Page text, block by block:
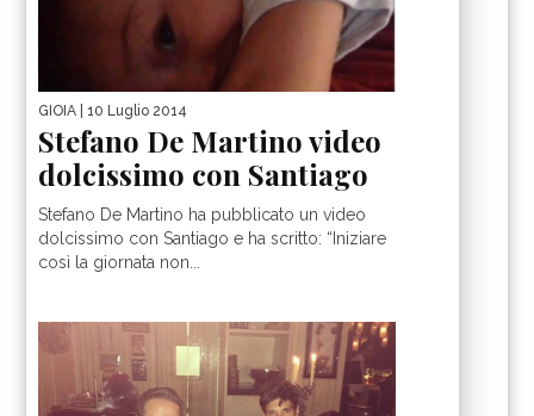
GIOIA | 10 Luglio 2014
Stefano De Martino video
dolcissimo con Santiago
Stefano De Martino ha pubblicato un video
dolcissimo con Santiago e ha scritto: “Iniziare
così la giornata non...